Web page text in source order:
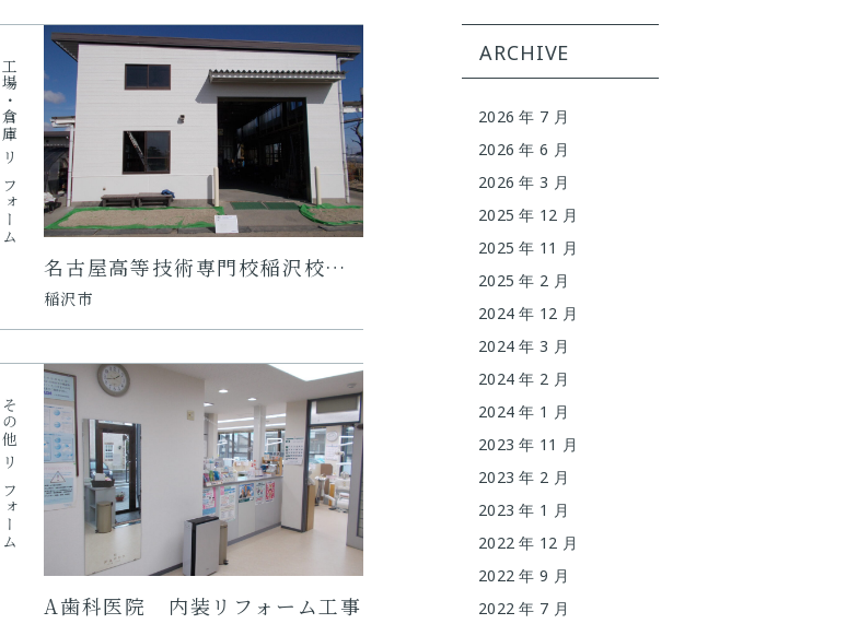
工場・倉庫
リフォーム
名古屋高等技術専門校稲沢校…
稲沢市
その他
リフォーム
A歯科医院 内装リフォーム工事
ARCHIVE
2026 年 7 月
2026 年 6 月
2026 年 3 月
2025 年 12 月
2025 年 11 月
2025 年 2 月
2024 年 12 月
2024 年 3 月
2024 年 2 月
2024 年 1 月
2023 年 11 月
2023 年 2 月
2023 年 1 月
2022 年 12 月
2022 年 9 月
2022 年 7 月